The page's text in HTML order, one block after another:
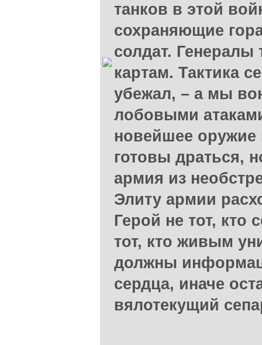
танков в этой
сохраняющие
солдат. Генералы
картам. Тактика
убежал, – а мы
лобовыми
новейшее
готовы драться,
армия из
Элиту армии
Герой не тот, кто
тот, кто живым
должны
сердца, иначе
вялотекущий